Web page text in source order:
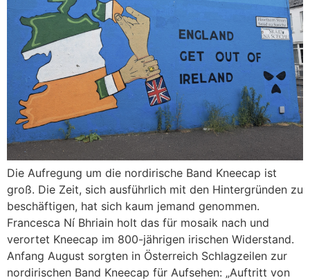
Die Aufregung um die nordirische Band Kneecap ist
groß. Die Zeit, sich ausführlich mit den Hintergründen zu
beschäftigen, hat sich kaum jemand genommen.
Francesca Ní Bhriain holt das für mosaik nach und
verortet Kneecap im 800-jährigen irischen Widerstand.
Anfang August sorgten in Österreich Schlagzeilen zur
nordirischen Band Kneecap für Aufsehen: „Auftritt von